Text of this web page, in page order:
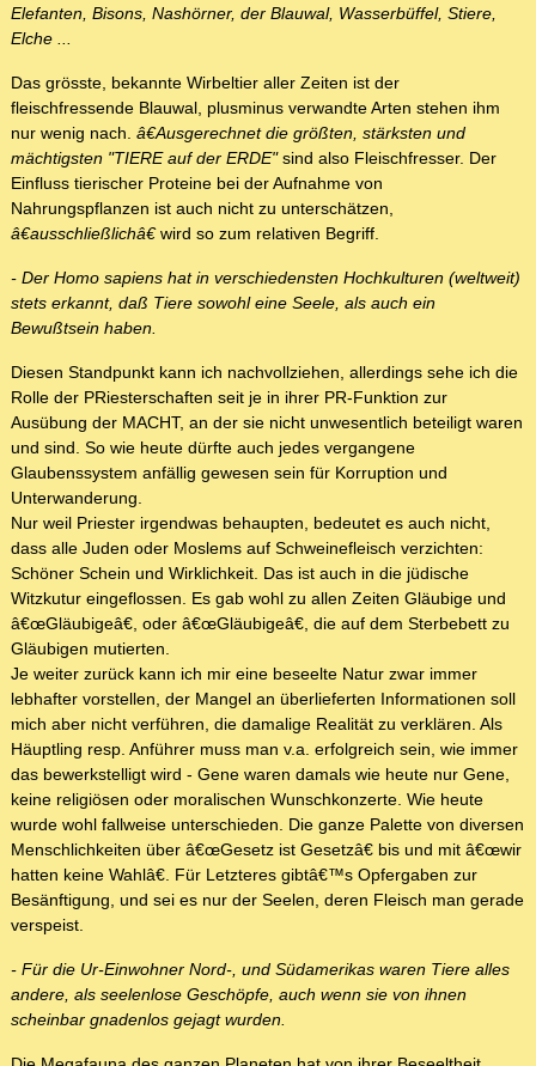
Elefanten, Bisons, Nashörner, der Blauwal, Wasserbüffel, Stiere,
Elche ...
Das grösste, bekannte Wirbeltier aller Zeiten ist der
fleischfressende Blauwal, plusminus verwandte Arten stehen ihm
nur wenig nach. â€Ausgerechnet die größten, stärksten und
mächtigsten "TIERE auf der ERDE"sind also Fleischfresser. Der
Einfluss tierischer Proteine bei der Aufnahme von
Nahrungspflanzen ist auch nicht zu unterschätzen,
â€ausschließlichâ€wird so zum relativen Begriff.
- Der Homo sapiens hat in verschiedensten Hochkulturen (weltweit)
stets erkannt, daß Tiere sowohl eine Seele, als auch ein
Bewußtsein haben.
Diesen Standpunkt kann ich nachvollziehen, allerdings sehe ich die
Rolle der PRiesterschaften seit je in ihrer PR-Funktion zur
Ausübung der MACHT, an der sie nicht unwesentlich beteiligt waren
und sind. So wie heute dürfte auch jedes vergangene
Glaubenssystem anfällig gewesen sein für Korruption und
Unterwanderung.
Nur weil Priester irgendwas behaupten, bedeutet es auch nicht,
dass alle Juden oder Moslems auf Schweinefleisch verzichten:
Schöner Schein und Wirklichkeit. Das ist auch in die jüdische
Witzkutur eingeflossen. Es gab wohl zu allen Zeiten Gläubige und
â€œGläubigeâ€, oder â€œGläubigeâ€, die auf dem Sterbebett zu
Gläubigen mutierten.
Je weiter zurück kann ich mir eine beseelte Natur zwar immer
lebhafter vorstellen, der Mangel an überlieferten Informationen soll
mich aber nicht verführen, die damalige Realität zu verklären. Als
Häuptling resp. Anführer muss man v.a. erfolgreich sein, wie immer
das bewerkstelligt wird - Gene waren damals wie heute nur Gene,
keine religiösen oder moralischen Wunschkonzerte. Wie heute
wurde wohl fallweise unterschieden. Die ganze Palette von diversen
Menschlichkeiten über â€œGesetz ist Gesetzâ€ bis und mit â€œwir
hatten keine Wahlâ€. Für Letzteres gibtâ€™s Opfergaben zur
Besänftigung, und sei es nur der Seelen, deren Fleisch man gerade
verspeist.
- Für die Ur-Einwohner Nord-, und Südamerikas waren Tiere alles
andere, als seelenlose Geschöpfe, auch wenn sie von ihnen
scheinbar gnadenlos gejagt wurden.